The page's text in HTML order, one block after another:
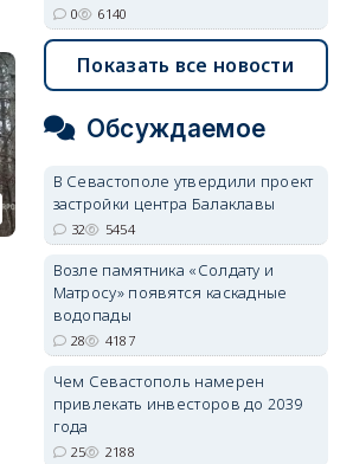
Балаклава
В Севастополе утвердили
проект застройки центра
Балаклавы
Там появится туристический
квартал с отелями и
парковками.
05/08/2026 08:01
0 6140
Показать все новости
Обсуждаемое
В Севастополе утвердили проект
застройки центра Балаклавы
32 5454
Возле памятника «Солдату и
Матросу» появятся каскадные
водопады
28 4187
Чем Севастополь намерен
привлекать инвесторов до 2039
года
25 2188